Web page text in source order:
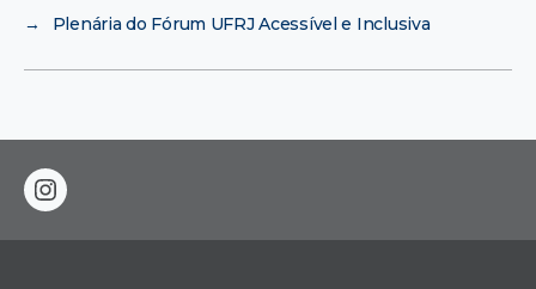
→
Plenária do Fórum UFRJ Acessível e Inclusiva
instagram